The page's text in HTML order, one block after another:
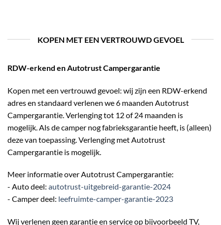
KOPEN MET EEN VERTROUWD GEVOEL
RDW-erkend en Autotrust Campergarantie
Kopen met een vertrouwd gevoel: wij zijn een RDW-erkend
adres en standaard verlenen we 6 maanden Autotrust
Campergarantie. Verlenging tot 12 of 24 maanden is
mogelijk. Als de camper nog fabrieksgarantie heeft, is (alleen)
deze van toepassing. Verlenging met Autotrust
Campergarantie is mogelijk.
Meer informatie over Autotrust Campergarantie:
- Auto deel: autotrust-uitgebreid-garantie-2024
- Camper deel: leefruimte-camper-garantie-2023
Wij verlenen geen garantie en service op bijvoorbeeld TV,